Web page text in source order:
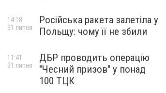
Російська ракета залетіла у
Польщу: чому її не збили
14:18
31 липня
ДБР проводить операцію
"Чесний призов" у понад
100 ТЦК
11:41
31 липня